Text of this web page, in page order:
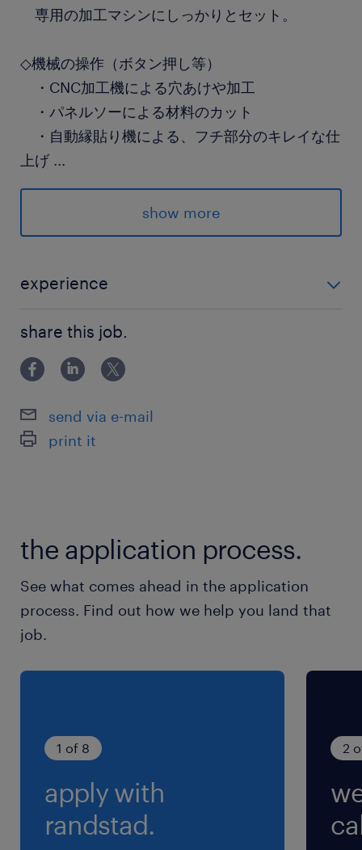
専用の加工マシンにしっかりとセット。
◇機械の操作（ボタン押し等）
・CNC加工機による穴あけや加工
・パネルソーによる材料のカット
・自動縁貼り機による、フチ部分のキレイな仕
上げ ...
★実際の「カット」や「穴あけ」は
優秀な機械が行ってくれるため、
です！
派遣先の特徴
高級マンション向けシステム収納家具などの製造
JR高崎線／倉賀野駅（車10分）
上信電鉄／佐野のわたし駅（徒歩15分）
土日祝休み（※繁忙期は土曜出勤あり）／ 月～
就業時間
8:00-17:00（実働7時間50分・休憩70分）
show more
experience
工の経験があれば、即戦力として活躍できるお仕事で
す。
share this job.
send via e-mail
print it
the application process.
See what comes ahead in the application
process. Find out how we help you land that
job.
1 of 8
apply with
randstad.
2